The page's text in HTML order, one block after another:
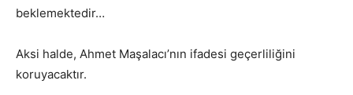
beklemektedir…
Aksi halde, Ahmet Maşalacı’nın ifadesi geçerliliğini
koruyacaktır.